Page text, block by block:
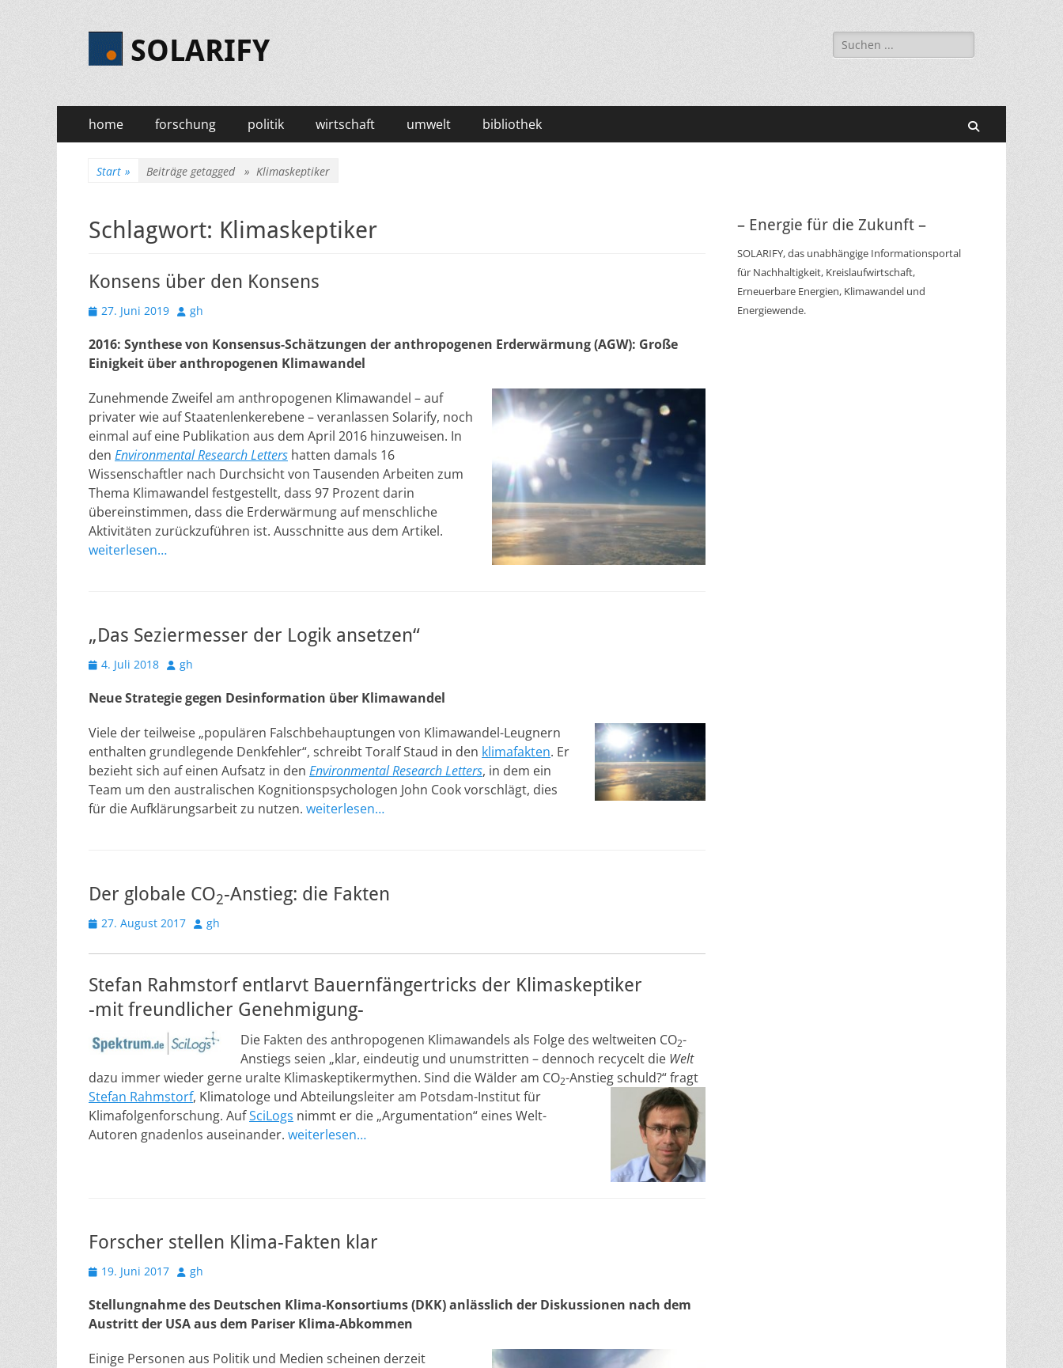
SOLARIFY
Suchen
nach:
Primäres
Menü
Zum
Inhalt
home forschung politik wirtschaft umwelt bibliothek
Start » Beiträge getagged » Klimaskeptiker
Schlagwort: Klimaskeptiker
Konsens über den Konsens
Veröffentlicht
27. Juni 2019 Autor
gh
2016: Synthese von Konsensus-Schätzungen der anthropogenen Erderwärmung (AGW): Große
Einigkeit über anthropogenen Klimawandel
Zunehmende Zweifel am anthropogenen Klimawandel – auf
privater wie auf Staatenlenkerebene – veranlassen Solarify, noch
einmal auf eine Publikation aus dem April 2016 hinzuweisen. In
den Environmental Research Letters hatten damals 16
Wissenschaftler nach Durchsicht von Tausenden Arbeiten zum
Thema Klimawandel festgestellt, dass 97 Prozent darin
übereinstimmen, dass die Erderwärmung auf menschliche
Aktivitäten zurückzuführen ist. Ausschnitte aus dem Artikel.
weiterlesen…
„Das Seziermesser der Logik ansetzen“
Veröffentlicht
4. Juli 2018 Autor
gh
Neue Strategie gegen Desinformation über Klimawandel
Viele der teilweise „populären Falschbehauptungen von Klimawandel-Leugnern
enthalten grundlegende Denkfehler“, schreibt Toralf Staud in den klimafakten. Er
bezieht sich auf einen Aufsatz in den Environmental Research Letters, in dem ein
Team um den australischen Kognitionspsychologen John Cook vorschlägt, dies
für die Aufklärungsarbeit zu nutzen. weiterlesen…
Der globale CO2-Anstieg: die Fakten
Veröffentlicht
27. August 2017 Autor
gh
Stefan Rahmstorf entlarvt Bauernfängertricks der Klimaskeptiker
-mit freundlicher Genehmigung-
Die Fakten des anthropogenen Klimawandels als Folge des weltweiten CO2-
Anstiegs seien „klar, eindeutig und unumstritten – dennoch recycelt die Welt
dazu immer wieder gerne uralte Klimaskeptikermythen. Sind die Wälder am CO2-Anstieg schuld?“fragt
Stefan Rahmstorf, Klimatologe und Abteilungsleiter am Potsdam-Institut für
Klimafolgenforschung. AufSciLogs nimmt er die „Argumentation“ eines Welt-
Autoren gnadenlos auseinander. weiterlesen…
Forscher stellen Klima-Fakten klar
Veröffentlicht
19. Juni 2017 Autor
gh
Stellungnahme des Deutschen Klima-Konsortiums (DKK) anlässlich der Diskussionen nach dem
Austritt der USA aus dem Pariser Klima-Abkommen
Einige Personen aus Politik und Medien scheinen derzeit
– Energie für die Zukunft –
SOLARIFY, das unabhängige Informationsportal
für Nachhaltigkeit, Kreislaufwirtschaft,
Erneuerbare Energien, Klimawandel und
Energiewende.